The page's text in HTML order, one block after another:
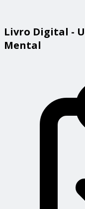
Livro Digital -
Mental